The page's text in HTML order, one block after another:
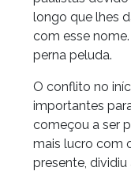
longo que lhes
com esse
perna peluda.
O conflito no
importantes
começou a ser
mais lucro com
presente,